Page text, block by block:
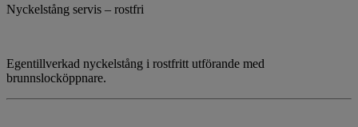
Nyckelstång servis – rostfri
Egentillverkad nyckelstång i rostfritt utförande med
brunnslocköppnare.